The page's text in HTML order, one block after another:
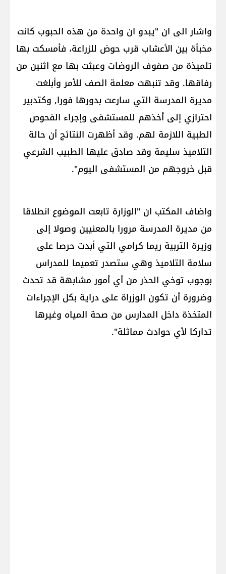
واشار الى ان "يبدو ان واحدة من هذه الحبوب كانت
مخبأة بين الأعشاب قرب حوض للزراعة، فأمسكت بها
تلميذة من صفوف الروضات وعبثت بها مع اثنين من
رفاقها. وقد تنبهت معلمة الصف للأمر وأبلغت
مديرة المدرسة التي سارعت بدورها فورا, وكتدبير
احترازي إلى أخذهم للمستشفى وإجراء الفحوص
الطبية اللازمة لهم. وقد أظهرت النتائج أن حالة
التلاميذ سليمة وقد صادق عليها الطبيب الشرعي
قبل خروجهم من المستشفى اليوم".
واضاف المكتب ان "الوزارة تابعت الموضوع انطلاقا
من مديرة المدرسة مرورا بالمعنيين وصولا إلى
وزيرة التربية ريما كرامي التي أبدت حرصا على ​
سلامة التلاميذ​ وهي ستصدر تعميما للمدراس
بوجوب توخي الحذر من أي أمور مشابهة قد تحدث
وضرورة أن تكون الوزراة على دراية بكل الإجراءات
المتخذة داخل المدارس من صحة المياه وغيرها
تداركا لأي حوادث مماثلة".